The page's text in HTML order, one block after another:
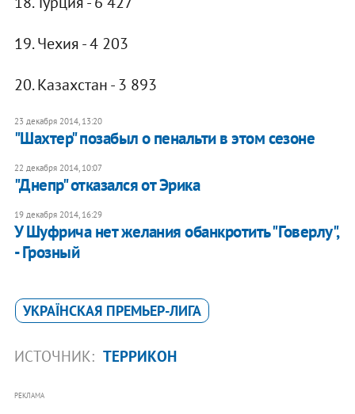
19. Чехия - 4 203
20. Казахстан - 3 893
23 декабря 2014, 13:20
"Шахтер" позабыл о пенальти в этом сезоне
22 декабря 2014, 10:07
"Днепр" отказался от Эрика
19 декабря 2014, 16:29
У Шуфрича нет желания обанкротить "Говерлу",
- Грозный
УКРАЇНСКАЯ ПРЕМЬЕР-ЛИГА
ИСТОЧНИК: ТЕРРИКОН
РЕКЛАМА